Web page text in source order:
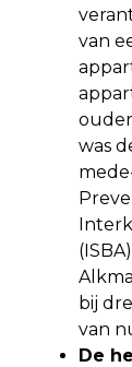
van
was
bij
van
De